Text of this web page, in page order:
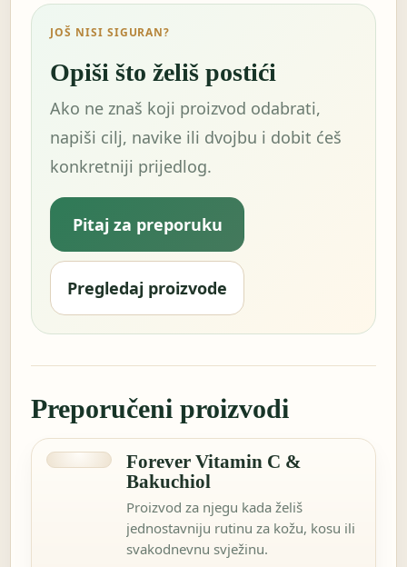
JOŠ NISI SIGURAN?
Opiši što želiš postići
Ako ne znaš koji proizvod odabrati,
napiši cilj, navike ili dvojbu i dobit ćeš
konkretniji prijedlog.
Pitaj za preporuku
Pregledaj proizvode
Preporučeni proizvodi
Forever Vitamin C &
Bakuchiol
Proizvod za njegu kada želiš
jednostavniju rutinu za kožu, kosu ili
svakodnevnu svježinu.